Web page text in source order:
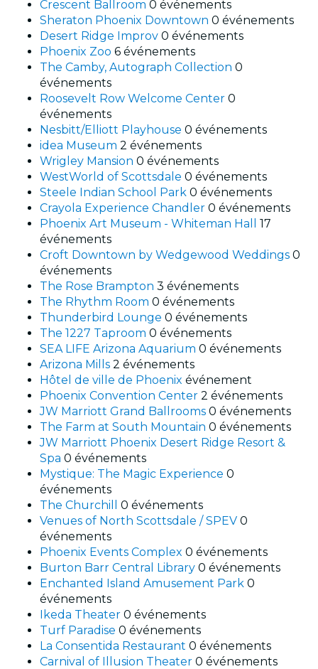
Crescent Ballroom 0 événements
Sheraton Phoenix Downtown 0 événements
Desert Ridge Improv 0 événements
Phoenix Zoo 6 événements
The Camby, Autograph Collection 0
événements
Roosevelt Row Welcome Center 0
événements
Nesbitt/Elliott Playhouse 0 événements
idea Museum 2 événements
Wrigley Mansion 0 événements
WestWorld of Scottsdale 0 événements
Steele Indian School Park 0 événements
Crayola Experience Chandler 0 événements
Phoenix Art Museum - Whiteman Hall 17
événements
Croft Downtown by Wedgewood Weddings 0
événements
The Rose Brampton 3 événements
The Rhythm Room 0 événements
Thunderbird Lounge 0 événements
The 1227 Taproom 0 événements
SEA LIFE Arizona Aquarium 0 événements
Arizona Mills 2 événements
Hôtel de ville de Phoenix événement
Phoenix Convention Center 2 événements
JW Marriott Grand Ballrooms 0 événements
The Farm at South Mountain 0 événements
JW Marriott Phoenix Desert Ridge Resort &
Spa 0 événements
Mystique: The Magic Experience 0
événements
The Churchill 0 événements
Venues of North Scottsdale / SPEV 0
événements
Phoenix Events Complex 0 événements
Burton Barr Central Library 0 événements
Enchanted Island Amusement Park 0
événements
Ikeda Theater 0 événements
Turf Paradise 0 événements
La Consentida Restaurant 0 événements
Carnival of Illusion Theater 0 événements